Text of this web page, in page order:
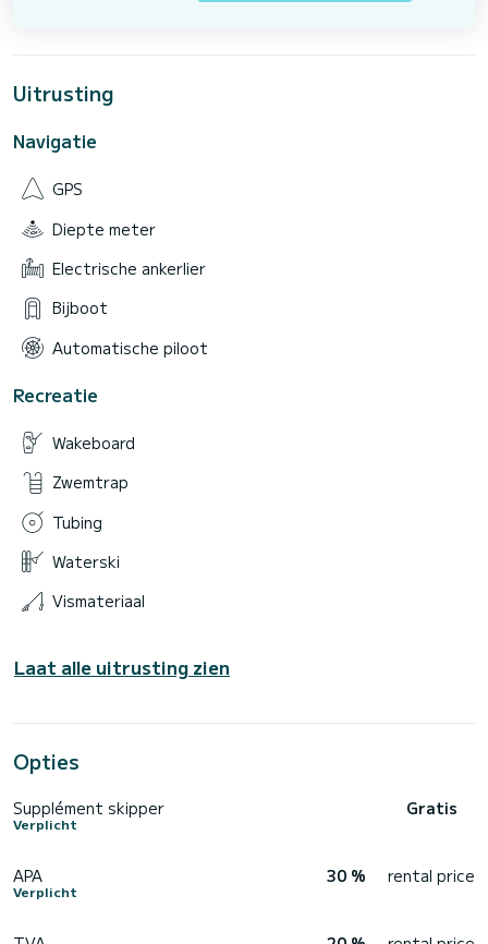
Uitrusting
Navigatie
GPS
Diepte meter
Electrische ankerlier
Bijboot
Automatische piloot
Recreatie
Wakeboard
Zwemtrap
Tubing
Waterski
Vismateriaal
Laat alle uitrusting zien
Opties
Supplément skipper
Verplicht
Gratis
APA
Verplicht
30 % rental price